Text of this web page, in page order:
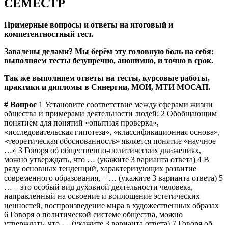
СЕМЕСТР
Примерные вопросы и ответы на итоговый и
компетентностный тест.
Завалены делами? Мы берём эту головную боль на себя:
выполняем тесты безупречно, анонимно, и точно в срок.
Так же выполняем ответы на тесты, курсовые работы,
практики и дипломы в Синергии, МОИ, МТИ МОСАП.
# Вопрос 1 Установите соответствие между сферами жизни
общества и примерами деятельности людей: 2 Обобщающим
понятием для понятий «опытная проверка»,
«исследовательская гипотеза», «классификационная основа»,
«теоретическая обоснованность» является понятие «научное
…» 3 Говоря об общественно-политических движениях,
можно утверждать, что … (укажите 3 варианта ответа) 4 В
ряду основных тенденций, характеризующих развитие
современного образования, – … (укажите 3 варианта ответа) 5
… – это особый вид духовной деятельности человека,
направленный на освоение и воплощение эстетических
ценностей, воспроизведение мира в художественных образах
6 Говоря о политической системе общества, можно